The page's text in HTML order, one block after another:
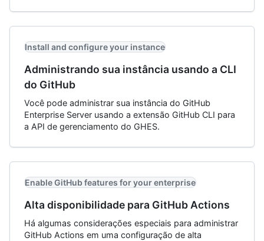
Install and configure your instance
Administrando sua instância usando a CLI
do GitHub
Você pode administrar sua instância do GitHub
Enterprise Server usando a extensão GitHub CLI para
a API de gerenciamento do GHES.
Enable GitHub features for your enterprise
Alta disponibilidade para GitHub Actions
Há algumas considerações especiais para administrar
GitHub Actions em uma configuração de alta